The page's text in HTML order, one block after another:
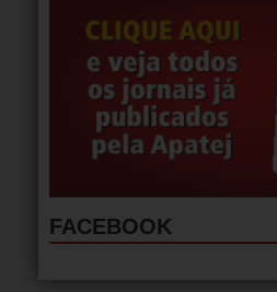
FACEBOOK